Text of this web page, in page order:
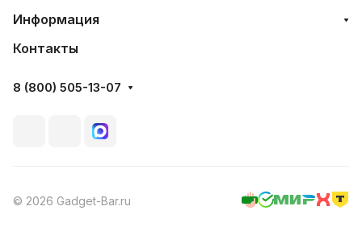
Информация
Контакты
8 (800) 505-13-07
© 2026 Gadget-Bar.ru